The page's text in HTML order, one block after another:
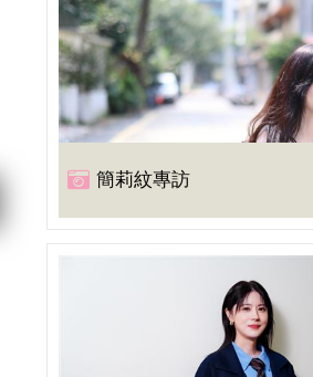
簡莉紋專訪